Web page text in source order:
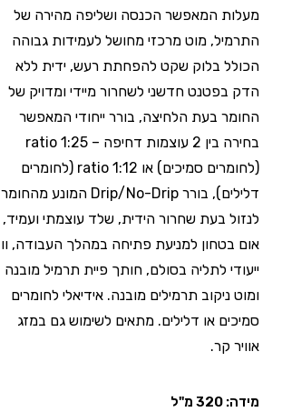
מעלות המאפשר הכנסה ושליפה מהירה של
התרמיל, מוט מרכזי מחושל לעמידות גבוהה
הכולל בלוק שקט להפחתת רעש, ידית ללא
הדק בפטנט חדשני לשחרור מיידי ומדויק של
החומר בעת הלחיצה, בורר ייחודי המאפשר
בחירה בין 2 עוצמות דחיפה – ratio 1:25
(לחומרים סמיכים) או ratio 1:12 (לחומרים
דלילים), בורר Drip/No-Drip המונע מהחומר
לנזול בעת שחרור הידית, שלד עוצמתי ועמיד,
אום בטחון למניעת פתיחה במהלך העבודה, וו
ייעודי לתליה בסולם, חותך פיית תרמיל מובנה
ומוט ניקוב תרמילים מובנה. אידיאלי לחומרים
סמיכים או דלילים. מתאים לשימוש גם במזג
אוויר קר.
מידה: 320 מ"ל